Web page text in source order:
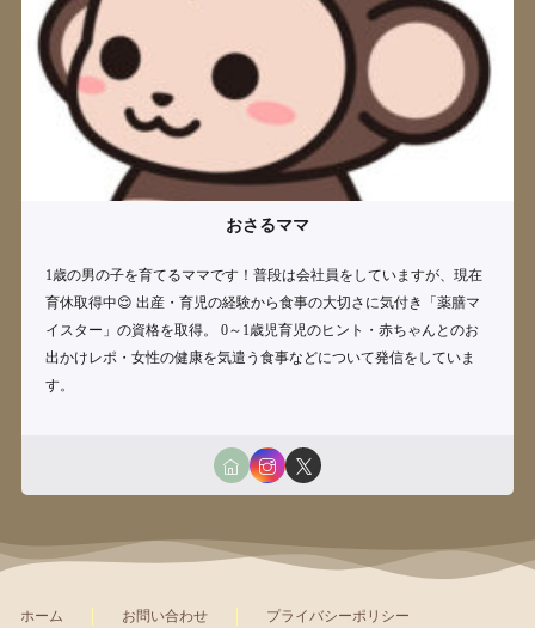
おさるママ
1歳の男の子を育てるママです！普段は会社員をしていますが、現在
育休取得中😌 出産・育児の経験から食事の大切さに気付き「薬膳マ
イスター」の資格を取得。 0～1歳児育児のヒント・赤ちゃんとのお
出かけレポ・女性の健康を気遣う食事などについて発信をしていま
す。
ホーム お問い合わせ プライバシーポリシー